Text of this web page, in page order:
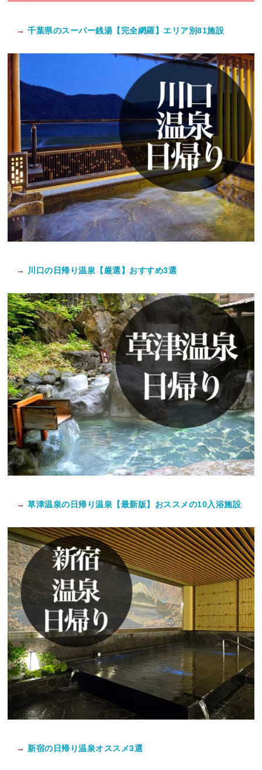
→ 千葉県のスーパー銭湯【完全網羅】エリア別81施設
→ 川口の日帰り温泉【厳選】おすすめ3選
→ 草津温泉の日帰り温泉【最新版】おススメの10入浴施設
→ 新宿の日帰り温泉オススメ3選